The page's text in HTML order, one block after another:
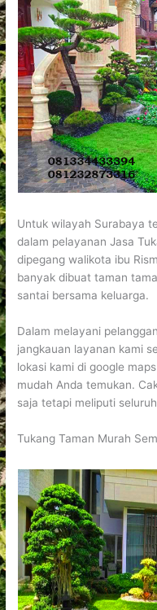
Untuk wilayah Surabaya
dalam pelayanan Jasa
dipegang walikota ibu
banyak dibuat taman
santai bersama keluarga.
Dalam melayani
jangkauan layanan kami
lokasi kami di google
mudah Anda temukan.
saja tetapi meliputi
Tukang Taman Murah